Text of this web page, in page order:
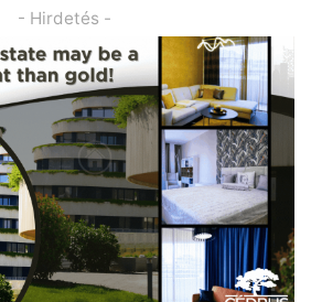
- Hirdetés -